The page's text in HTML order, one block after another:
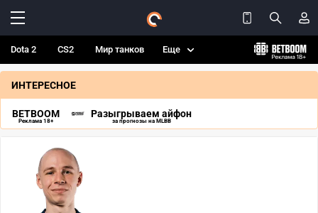
Dota 2 CS2 Мир танков Еще
ИНТЕРЕСНОЕ
BETBOOM
Реклама 18+
Разыгрываем айфон
за прогнозы на MLBB